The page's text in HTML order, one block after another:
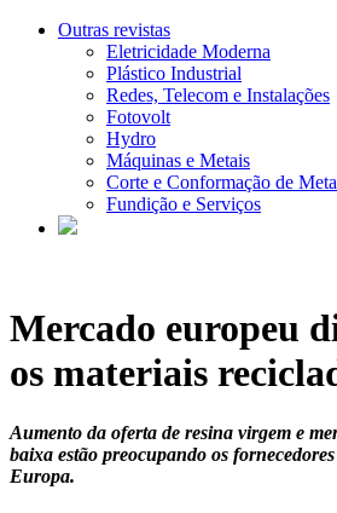
Outras revistas
Eletricidade Moderna
Plástico Industrial
Redes, Telecom e Instalações
Fotovolt
Hydro
Máquinas e Metais
Corte e Conformação de
Fundição e Serviços
Mercado europeu
os materiais
Aumento da oferta de resina virgem e
baixa estão preocupando os
Europa.